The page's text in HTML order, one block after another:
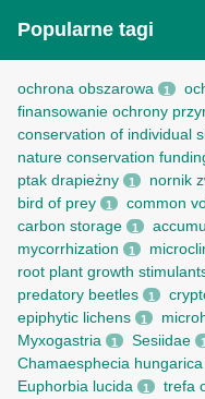
Popularne tagi
ochrona obszarowa 1
finansowanie ochrony
conservation of individual
nature conservation
ptak drapieżny 1 nornik
bird of prey 1 common
carbon storage 1
mycorrhization 1
root рlant growth
predatory beetles 1
epiphytic lichens 1
Myxogastria 1 Sesiidae 1
Chamaesphecia hungarica
Euphorbia lucida 1 trefa